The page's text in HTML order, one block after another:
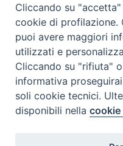
Contatti & Info
C.ne Aurelia, 50 – 00165
Contatti
Scrivi a:
Cliccando su
cookie di profilazione.
puoi avere maggiori
utilizzati e
Cliccando su "rifiuta"
informativa
soli cookie tecnici.
disponibili nella